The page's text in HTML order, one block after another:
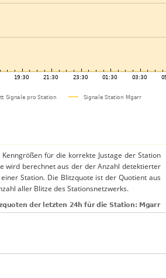
für die korrekte Justage der Station
wird berechnet aus der der Anzahl detektierter
Station. Die Blitzquote ist der Quotient aus
aller Blitze des Stationsnetzwerks.